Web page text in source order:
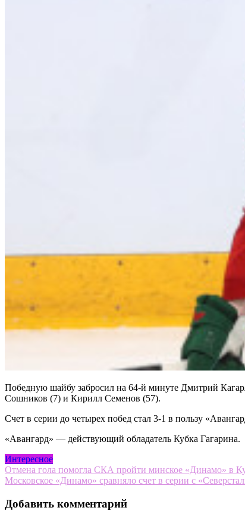
Победную шайбу забросил на 64-й минуте Дмитрий
Сошников (7) и Кирилл Семенов (57).
Счет в серии до четырех побед стал 3-1 в пользу
«Авангард» — действующий обладатель Кубка Гагарина.
Интересное
Навигация
по
записям
Отмена гола помогла СКА пройти минское «Динамо» в
Московское «Динамо» сравняло счет в серии с
Добавить комментарий